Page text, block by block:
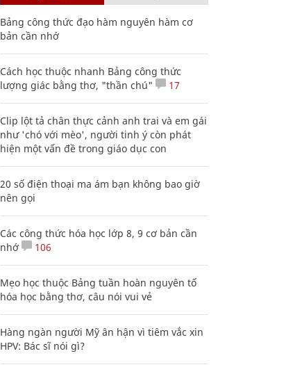
Bảng công thức đạo hàm nguyên hàm cơ
bản cần nhớ
Cách học thuộc nhanh Bảng công thức
lượng giác bằng thơ, "thần chú"
17
Clip lột tả chân thực cảnh anh trai và em gái
như 'chó với mèo', người tinh ý còn phát
hiện một vấn đề trong giáo dục con
20 số điện thoại ma ám bạn không bao giờ
nên gọi
Các công thức hóa học lớp 8, 9 cơ bản cần
nhớ
106
Mẹo học thuộc Bảng tuần hoàn nguyên tố
hóa học bằng thơ, câu nói vui vẻ
Hàng ngàn người Mỹ ân hận vì tiêm vắc xin
HPV: Bác sĩ nói gì?